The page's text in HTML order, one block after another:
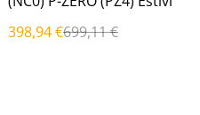
398,94 €699,11 €